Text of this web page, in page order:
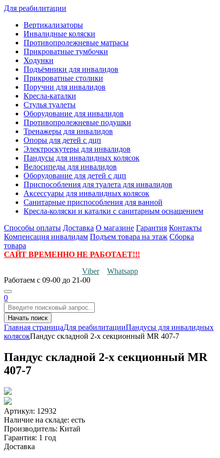
Для реабилитации
Вертикализаторы
Инвалидные коляски
Противопролежневые матрасы
Прикроватные тумбочки
Ходунки
Подъёмники для инвалидов
Прикроватные столики
Поручни для инвалидов
Кресла-каталки
Стулья туалеты
Оборудование для инвалидов
Противопролежневые подушки
Тренажеры для инвалидов
Опоры для детей с дцп
Электроскутеры для инвалидов
Пандусы для инвалидных колясок
Велосипеды для инвалидов
Оборудование для детей с дцп
Приспособления для туалета для инвалидов
Аксессуары для инвалидных колясок
Санитарные приспособления для ванной
Кресла-коляски и каталки с санитарным оснащением
Способы оплаты Доставка О магазине Гарантия Контакты
Компенсация инвалидам Подъем товара на этаж Сборка
товара
САЙТ ВРЕМЕННО НЕ РАБОТАЕТ!!!
Viber
Whatsapp
Работаем с 09-00 до 21-00
0
Начать поиск
Главная страницаДля реабилитацииПандусы для инвалидных
колясокПандус складной 2-х секционный MR 407-7
Пандус складной 2-х секционный MR
407-7
Артикул: 12932
Наличие на складе: есть
Производитель: Китай
Гарантия: 1 год
Доставка